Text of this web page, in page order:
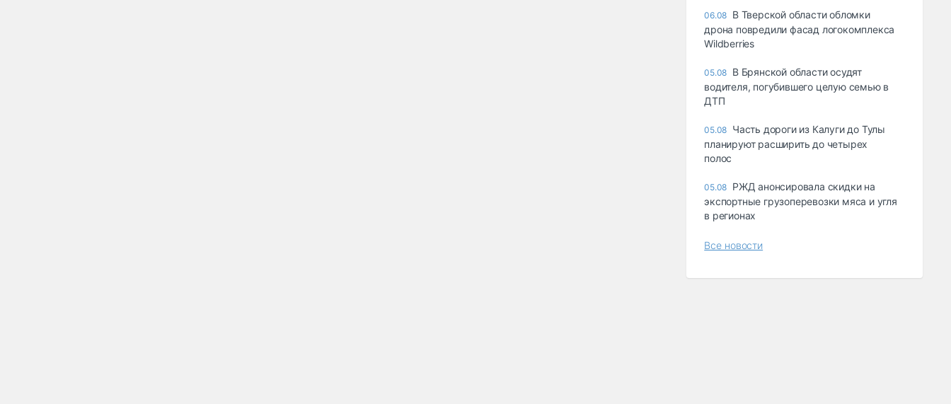
06.08 В Тверской области обломки
дрона повредили фасад логокомплекса
Wildberries
05.08 В Брянской области осудят
водителя, погубившего целую семью в
ДТП
05.08 Часть дороги из Калуги до Тулы
планируют расширить до четырех
полос
05.08 РЖД анонсировала скидки на
экспортные грузоперевозки мяса и угля
в регионах
Все новости